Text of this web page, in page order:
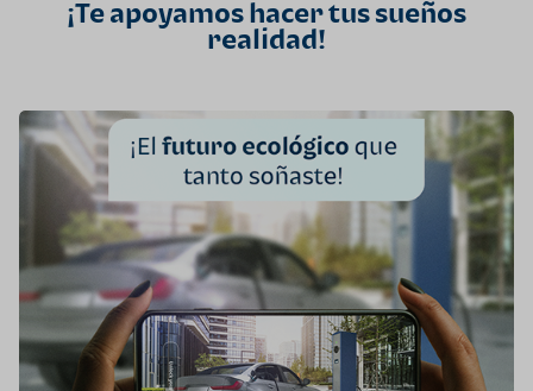
¡Te apoyamos hacer tus sueños
realidad!